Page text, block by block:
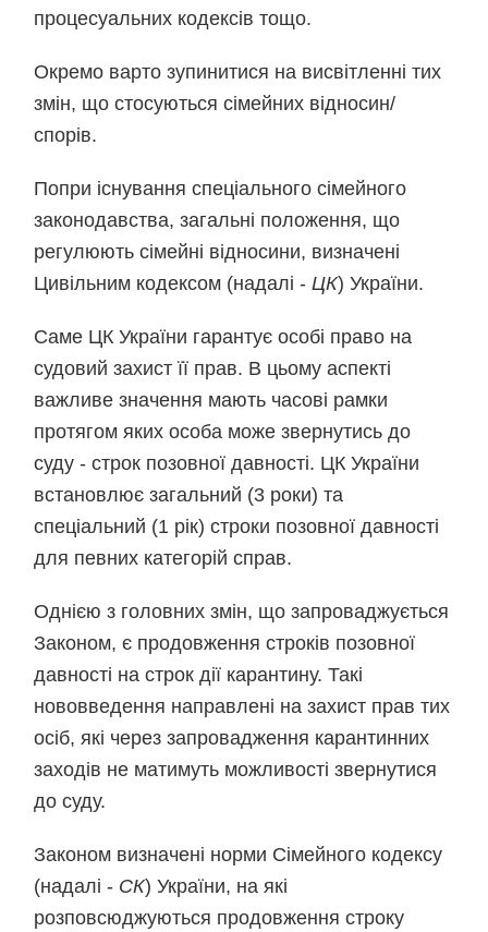
процесуальних кодексів тощо.
Окремо варто зупинитися на висвітленні тих
змін, що стосуються сімейних відносин/
спорів.
Попри існування спеціального сімейного
законодавства, загальні положення, що
регулюють сімейні відносини, визначені
Цивільним кодексом (надалі -ЦК) України.
Саме ЦК України гарантує особі право на
судовий захист її прав. В цьому аспекті
важливе значення мають часові рамки
протягом яких особа може звернутись до
суду - строк позовної давності. ЦК України
встановлює загальний (3 роки) та
спеціальний (1 рік) строки позовної давності
для певних категорій справ.
Однією з головних змін, що запроваджується
Законом, є продовження строків позовної
давності на строк дії карантину. Такі
нововведення направлені на захист прав тих
осіб, які через запровадження карантинних
заходів не матимуть можливості звернутися
до суду.
Законом визначені норми Сімейного кодексу
(надалі - СК) України, на які
розповсюджуються продовження строку